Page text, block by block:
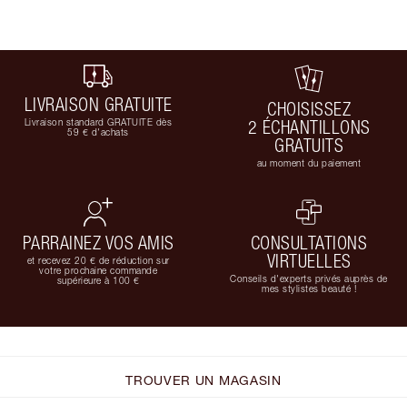
LIVRAISON GRATUITE
Livraison standard GRATUITE dès
59 € d'achats
CHOISISSEZ
2 ÉCHANTILLONS
GRATUITS
au moment du paiement
PARRAINEZ VOS AMIS
et recevez 20 € de réduction sur
votre prochaine commande
supérieure à 100 €
CONSULTATIONS
VIRTUELLES
Conseils d'experts privés auprès de
mes stylistes beauté !
TROUVER UN MAGASIN